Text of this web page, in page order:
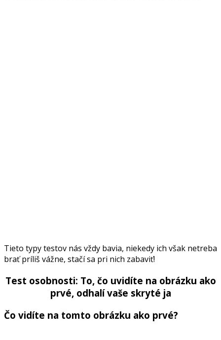
Tieto typy testov nás vždy bavia, niekedy ich však netreba
brať príliš vážne, stačí sa pri nich zabaviť!
Test osobnosti: To, čo uvidíte na obrázku ako
prvé, odhalí vaše skryté ja
Čo vidíte na tomto obrázku ako prvé?